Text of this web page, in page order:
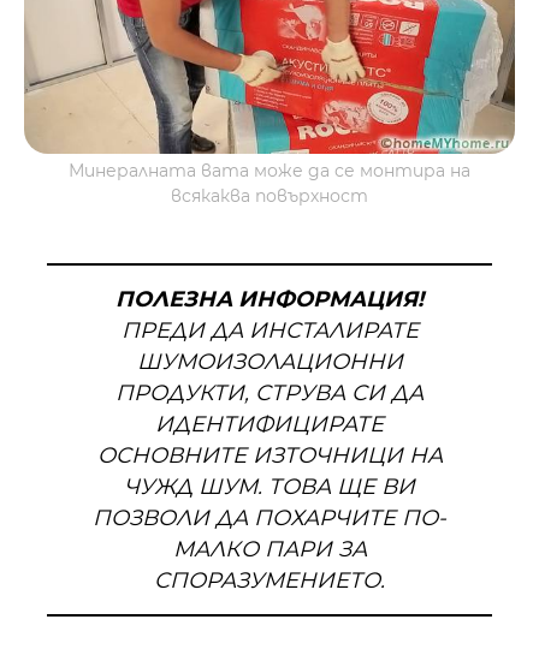
Минералната вата може да се монтира на
всякаква повърхност
ПОЛЕЗНА ИНФОРМАЦИЯ!
ПРЕДИ ДА ИНСТАЛИРАТЕ
ШУМОИЗОЛАЦИОННИ
ПРОДУКТИ, СТРУВА СИ ДА
ИДЕНТИФИЦИРАТЕ
ОСНОВНИТЕ ИЗТОЧНИЦИ НА
ЧУЖД ШУМ. ТОВА ЩЕ ВИ
ПОЗВОЛИ ДА ПОХАРЧИТЕ ПО-
МАЛКО ПАРИ ЗА
СПОРАЗУМЕНИЕТО.